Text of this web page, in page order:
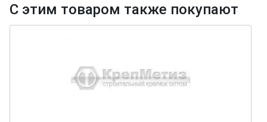
С этим товаром также покупают